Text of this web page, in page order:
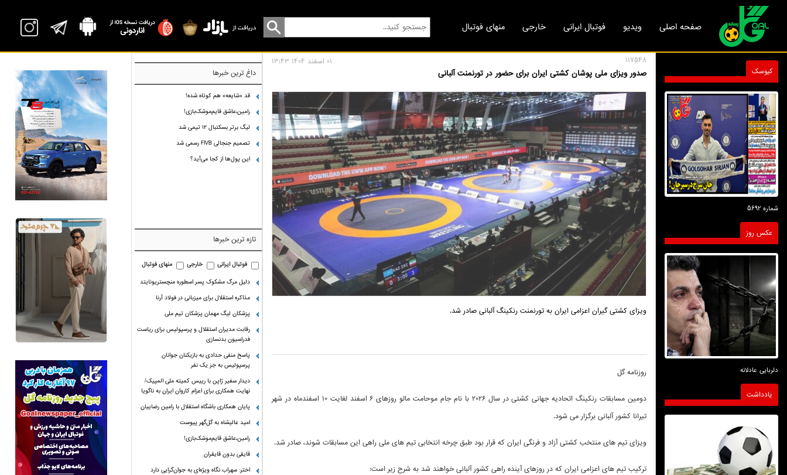
صفحه اصلی ویدیو فوتبال ایرانی خارجی منهای فوتبال
117548
صدور ویزای ملی پوشان کشتی ایران برای حضور در تورنمنت آلبانی
01 اسفند 1404 13:43
ویزای کشتی گیران اعزامی ایران به تورنمنت رنکینگ آلبانی صادر شد.
روزنامه گل
دومین مسابقات رنکینگ اتحادیه جهانی کشتی در سال ۲۰۲۶ با نام جام موحامت مالو روزهای ۶ اسفند لغایت ۱۰ اسفندماه در شهر
تیرانا کشور آلبانی برگزار می شود.
ویزای تیم های منتخب کشتی آزاد و فرنگی ایران که قرار بود طبق چرخه انتخابی تیم های ملی راهی این مسابقات شوند، صادر شد.
ترکیب تیم های اعزامی ایران که در روزهای آینده راهی کشور آلبانی خواهند شد به شرح زیر است:
کیوسک
شماره 5692
عکس روز
دلربایی عادلانه
یادداشت
داغ ترین خبرها
قد «شایعه» هم کوتاه شده!
رامین،عاشق قایم‌موشک‌بازی!
لیگ برتر بسکتبال ۱۲ تیمی شد
تصمیم جنجالی FIVB رسمی شد
این پول‌ها از کجا می‌آید؟
تازه ترین خبرها
فوتبال ایرانی خارجی
منهای فوتبال
دلیل مرگ مشکوک پسر اسطوره منچستریونایتد
مذاکره استقلال برای میزبانی در فولاد آرنا
پزشکان لیگ مهمان پزشکان تیم ملی
رقابت مدیران استقلال و پرسپولیس برای ریاست
فدراسیون بدنسازی
پاسخ منفی حدادی به بازیکنان جوانان
پرسپولیس به جز یک نفر
دیدار سفیر ژاپن با رییس کمیته ملی المپیک/
نهایت همکاری برای اعزام کاروان ایران به ناگویا
پایان همکاری باشگاه استقلال با رامین رضاییان
امید عالیشاه به گل‌گهر پیوست
رامین،عاشق قایم‌موشک‌بازی!
قایقی بدون قایقران
اختر: سهراب نگاه ویژه‌ای به جوان‌گرایی دارد